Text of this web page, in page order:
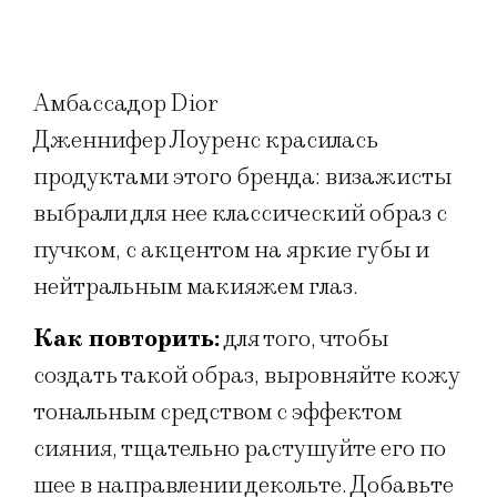
Амбассадор Dior
Дженнифер Лоуренс красилась
продуктами этого бренда: визажисты
выбрали для нее классический образ с
пучком, с акцентом на яркие губы и
нейтральным макияжем глаз.
Как повторить:для того, чтобы
создать такой образ, выровняйте кожу
тональным средством с эффектом
сияния, тщательно растушуйте его по
шее в направлении декольте. Добавьте